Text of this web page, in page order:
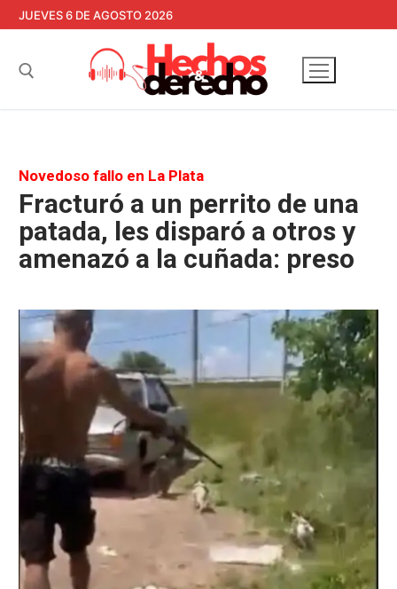
contenido
JUEVES 6 DE AGOSTO 2026
Novedoso fallo en La Plata
Fracturó a un perrito de una
patada, les disparó a otros y
amenazó a la cuñada: preso